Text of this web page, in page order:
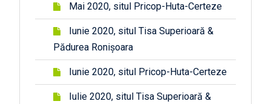
Mai 2020, situl Pricop-Huta-Certeze
Iunie 2020, situl Tisa Superioară &
Pădurea Ronișoara
Iunie 2020, situl Pricop-Huta-Certeze
Iulie 2020, situl Tisa Superioară &